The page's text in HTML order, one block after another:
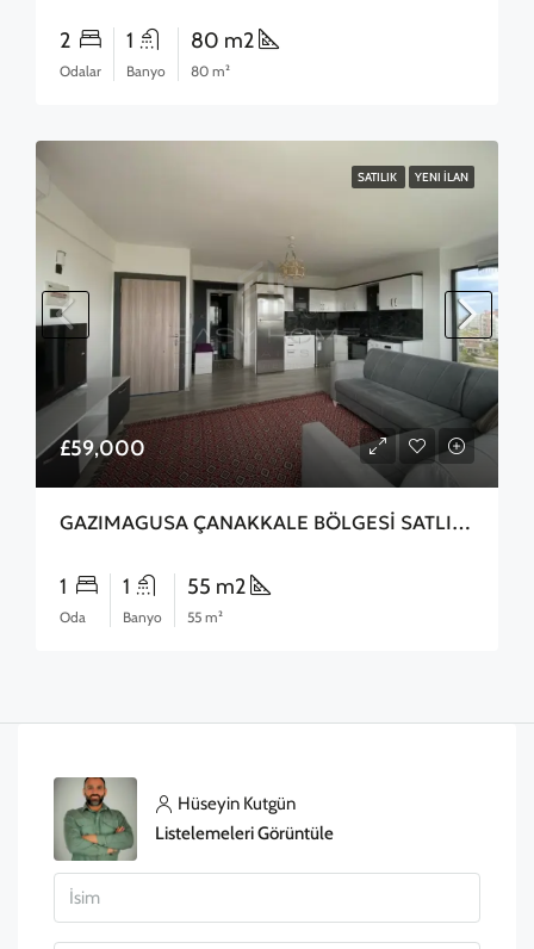
2
Odalar
1
Banyo
80 m2
80 m²
SATILIK YENI İLAN
£59,000
GAZIMAGUSA ÇANAKKALE BÖLGESİ SATLIK 2+1 DAİRE
1
Oda
1
Banyo
55 m2
55 m²
Hüseyin Kutgün
Listelemeleri Görüntüle